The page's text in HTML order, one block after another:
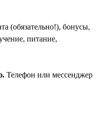
(обязательно!), бонусы,
питание,
Телефон или мессенджер